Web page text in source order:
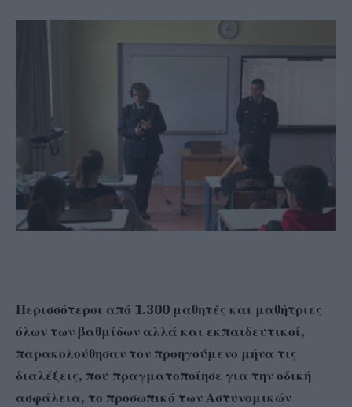
Περισσότεροι από 1.300 μαθητές και μαθήτριες
όλων των βαθμίδων αλλά και εκπαιδευτικοί,
παρακολούθησαν τον προηγούμενο μήνα τις
διαλέξεις, που πραγματοποίησε για την οδική
ασφάλεια, το προσωπικό των Αστυνομικών